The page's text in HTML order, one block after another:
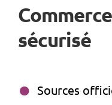
sécurisé
Sources